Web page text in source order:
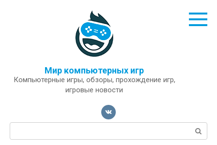
Мир компьютерных игр
Компьютерные игры, обзоры, прохождение игр,
игровые новости
Поиск: